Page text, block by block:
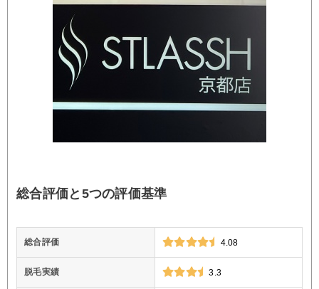
総合評価と5つの評価基準
総合評価 4.08
脱毛実績 3.3